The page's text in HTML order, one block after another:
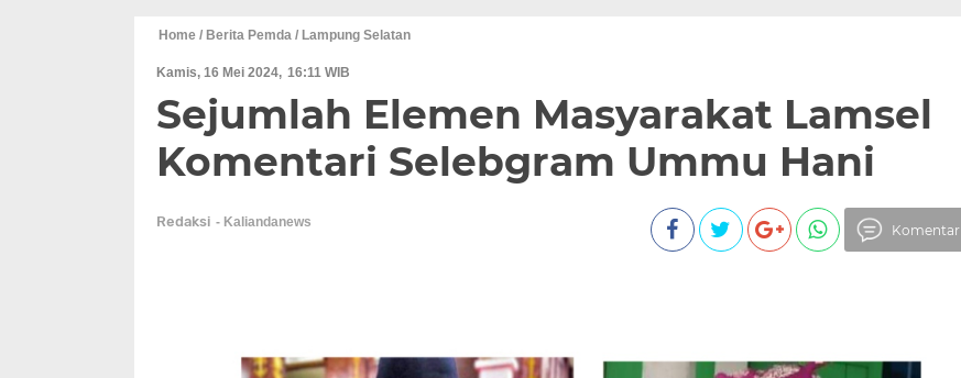
Home / Berita Pemda / Lampung Selatan
Kamis, 16 Mei 2024 16:11 WIB
Sejumlah Elemen Masyarakat Lamsel
Komentari Selebgram Ummu Hani
Redaksi
Komentar